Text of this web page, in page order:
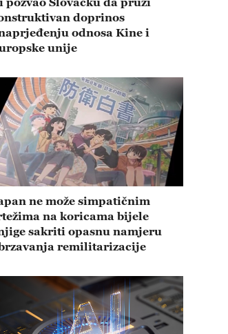
doprinos
odnosa Kine i
unije
ne može simpatičnim
na koricama bijele
sakriti opasnu namjeru
remilitarizacije